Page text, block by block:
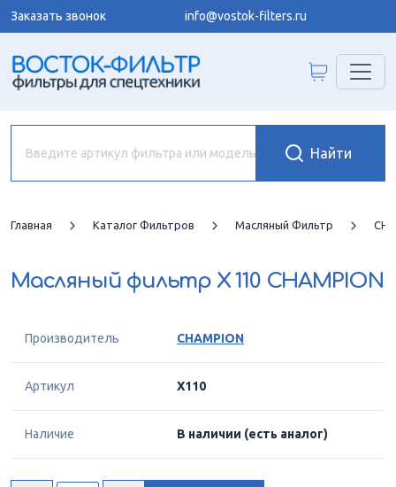
Заказать звонок info@vostok-filters.ru
Главная Каталог Фильтров Масляный Фильтр
Масляный фильтр X 110 CHAMPION
Производитель CHAMPION
Артикул X110
Наличие В наличии (есть аналог)